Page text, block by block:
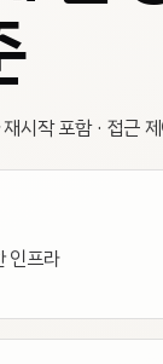
시작 포함 · 접근
인프라